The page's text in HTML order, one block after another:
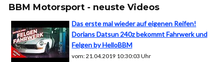
BBM Motorsport - neuste Videos
Das erste mal wieder auf eigenen Reifen!
Dorians Datsun 240z bekommt Fahrwerk und
Felgen by HelloBBM
vom: 21.04.2019 10:30:03 Uhr